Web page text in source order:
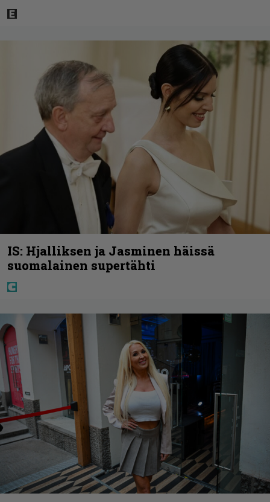
IS: Hjalliksen ja Jasminen häissä
suomalainen supertähti